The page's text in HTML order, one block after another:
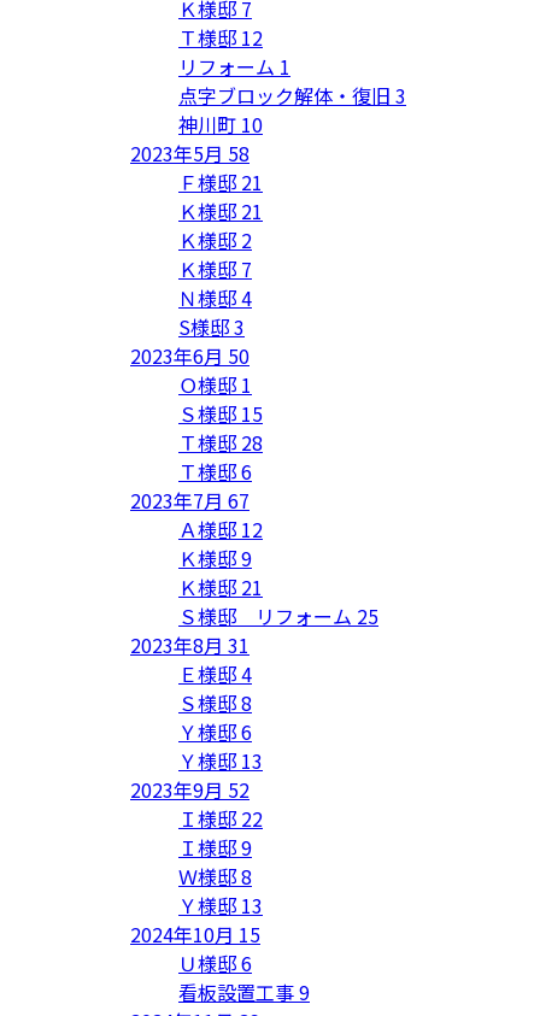
Ｋ様邸 7
Ｔ様邸 12
リフォーム 1
点字ブロック解体・復旧 3
神川町 10
2023年5月 58
Ｆ様邸 21
Ｋ様邸 21
Ｋ様邸 2
Ｋ様邸 7
Ｎ様邸4
S様邸3
2023年6月 50
Ｏ様邸 1
Ｓ様邸 15
Ｔ様邸 28
Ｔ様邸6
2023年7月 67
Ａ様邸 12
Ｋ様邸9
Ｋ様邸 21
Ｓ様邸 リフォーム 25
2023年8月 31
Ｅ様邸4
Ｓ様邸8
Ｙ様邸6
Ｙ様邸 13
2023年9月 52
Ｉ様邸 22
Ｉ様邸9
Ｗ様邸8
Ｙ様邸 13
2024年10月 15
Ｕ様邸6
看板設置工事9